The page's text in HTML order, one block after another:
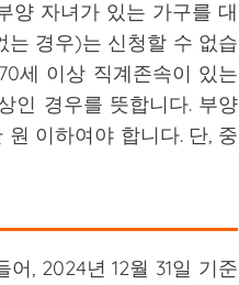
양 자녀가 있는 가구를 대
는 경우)는 신청할 수 없습
세 이상 직계존속이 있는
인 경우를 뜻합니다. 부양
이하여야 합니다. 단, 중
, 2024년 12월 31일 기준